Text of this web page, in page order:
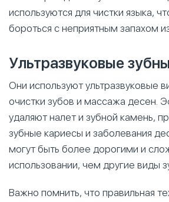
используются для чистки языка,
бороться с неприятным запахом
Ультразвуковые
Они используют ультразвуковые
очистки зубов и массажа десен.
удаляют налет и зубной камень,
зубные кариесы и заболевания
могут быть более дорогими и
использовании, чем другие виды
Важно помнить, что правильная